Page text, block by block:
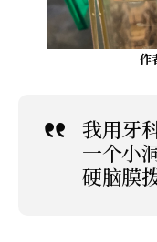
作
我用牙
一个小
硬脑膜